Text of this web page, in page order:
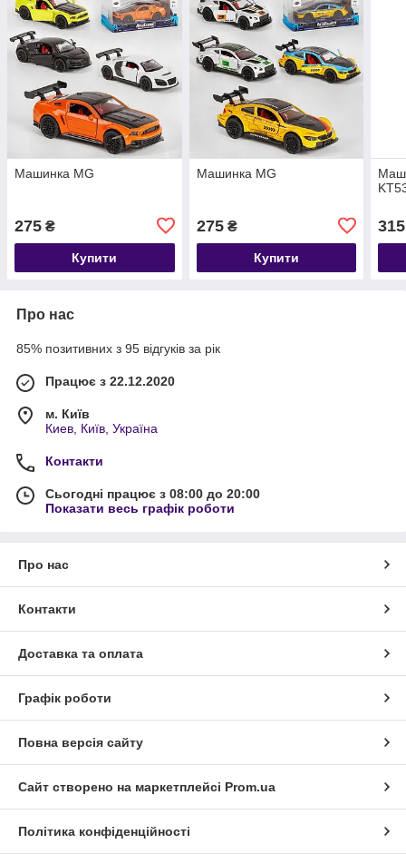
Машинка MG
275 ₴
Купити
Машинка MG
275₴
Купити
315
Про нас
85% позитивних з 95 відгуків за рік
Працює з 22.12.2020
м. Київ
Киев, Київ, Україна
Контакти
Сьогодні працює з 08:00 до 20:00
Показати весь графік роботи
Про нас
Контакти
Доставка та оплата
Графік роботи
Повна версія сайту
Сайт створено на маркетплейсі Prom.ua
Політика конфіденційності